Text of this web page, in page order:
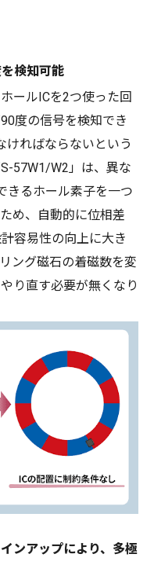
検知可能
ールICを2つ使った回
度の信号を検知でき
ければならないという
57W1/W2」は、異な
きるホール素子を一つ
め、自動的に位相差
容易性の向上に大き
ング磁石の着磁数を変
り直す必要が無くなり
ンアップにより、多極